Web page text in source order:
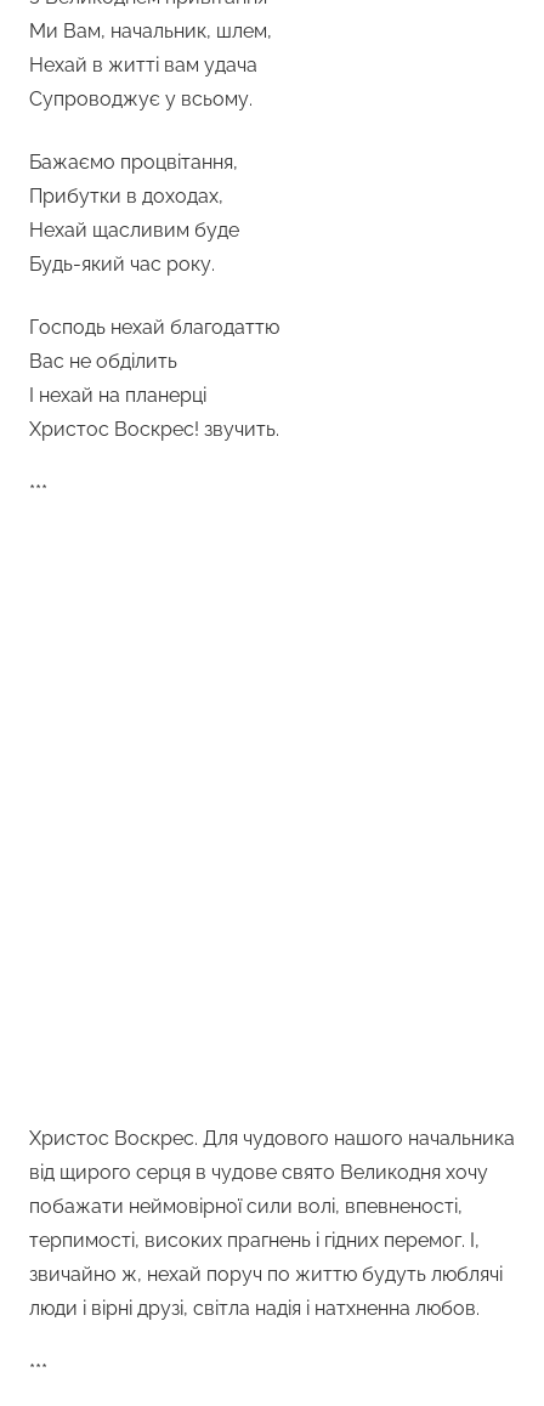
Ми Вам, начальник, шлем,
Нехай в житті вам удача
Супроводжує у всьому.
Бажаємо процвітання,
Прибутки в доходах,
Нехай щасливим буде
Будь-який час року.
Господь нехай благодаттю
Вас не обділить
І нехай на планерці
Христос Воскрес! звучить.
***
Христос Воскрес. Для чудового нашого начальника
від щирого серця в чудове свято Великодня хочу
побажати неймовірної сили волі, впевненості,
терпимості, високих прагнень і гідних перемог. І,
звичайно ж, нехай поруч по життю будуть люблячі
люди і вірні друзі, світла надія і натхненна любов.
***